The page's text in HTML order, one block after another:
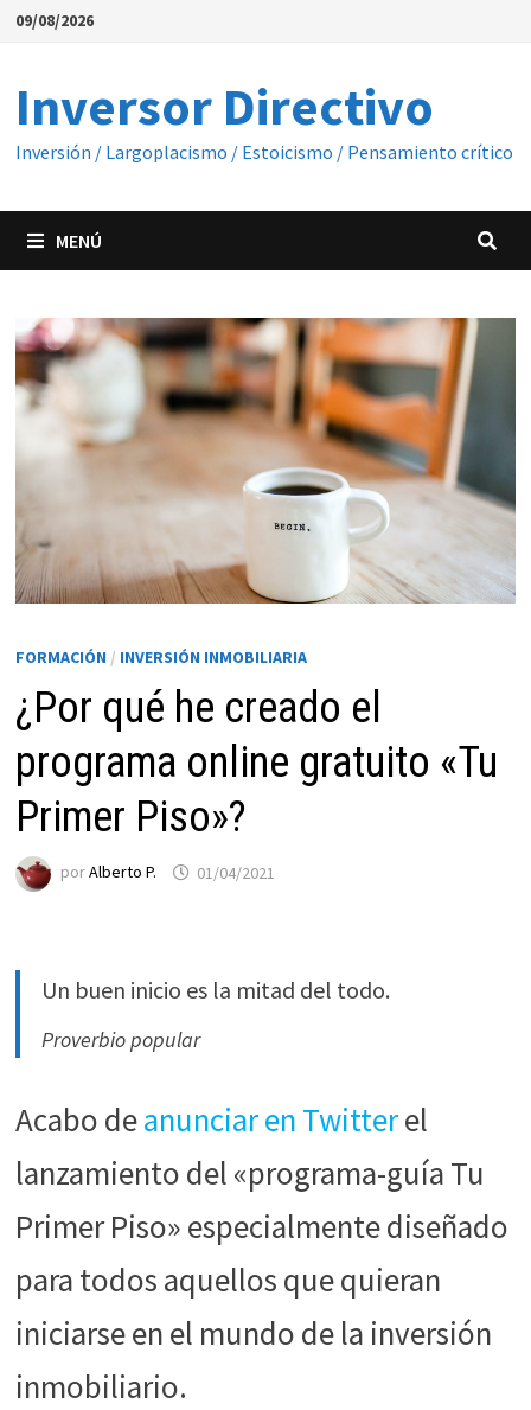
Saltar
09/08/2026
Inversor Directivo
Inversión / Largoplacismo / Estoicismo / Pensamiento crítico
MENÚ
FORMACIÓN / INVERSIÓN INMOBILIARIA
¿Por qué he creado el
programa online gratuito «Tu
Primer Piso»?
porAlberto P. 01/04/2021
Un buen inicio es la mitad del todo.
Proverbio popular
Acabo deanunciar en Twitterel
lanzamiento del «programa-guía Tu
Primer Piso» especialmente diseñado
para todos aquellos que quieran
iniciarse en el mundo de la inversión
inmobiliario.
Estas
Son
para que
Estadísticas
podamos
funcionalidad
y estructura
de la web, en
base a cómo
se usa la web.